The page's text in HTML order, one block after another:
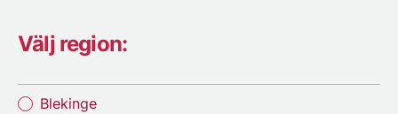
Välj region:
Blekinge